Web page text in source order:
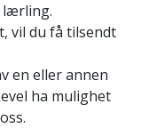
lærling.
vil du få tilsendt
en eller annen
ha mulighet